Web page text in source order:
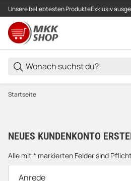
Unsere beliebtesten ProdukteExklusiv
Startseite
NEUES KUNDENKONTO
Registrieren
Alle mit * markierten Felder sind